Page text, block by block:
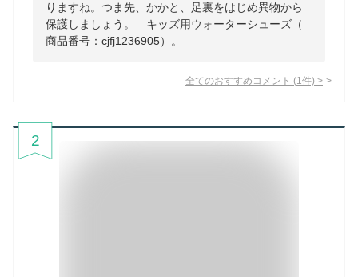
りますね。つま先、かかと、足裏をはじめ異物から
保護しましょう。 キッズ用ウォーターシューズ（
商品番号：cjfj1236905）。
全てのおすすめコメント (1 件) >
2